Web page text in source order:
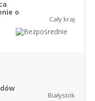
o
Cały kraj
Białystok